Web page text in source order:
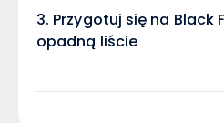
Przygotuj się na Black
opadną liście